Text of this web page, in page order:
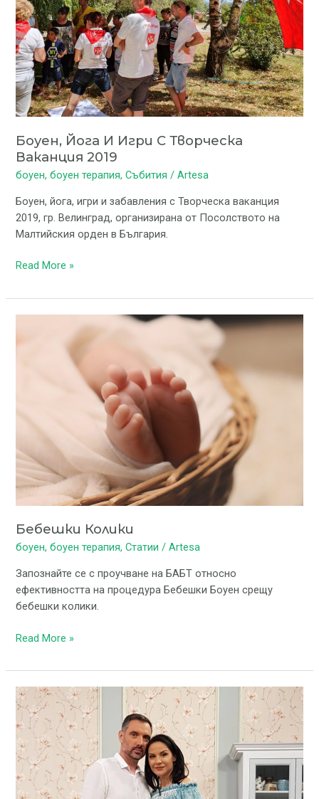
Боуен, Йога И Игри С Творческа
Ваканция 2019
боуен,боуен терапия,Събития /Artesa
Боуен, йога, игри и забавления с Творческа ваканция
2019, гр. Велинград, организирана от Посолството на
Малтийския орден в България.
ваканция
2019
Read More »
Бебешки Колики
боуен,боуен терапия,Статии /Artesa
Запознайте се с проучване на БАБТ относно
ефективността на процедура Бебешки Боуен срещу
бебешки колики.
Read More »
Боуен
терапевтът
Радослав
Георгиев
в
„По-
иначе